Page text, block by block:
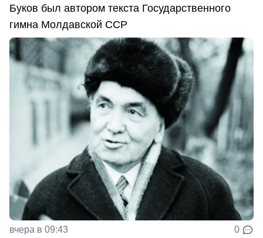
Буков был автором текста Государственного
гимна Молдавской ССР
вчера в 09:43 0